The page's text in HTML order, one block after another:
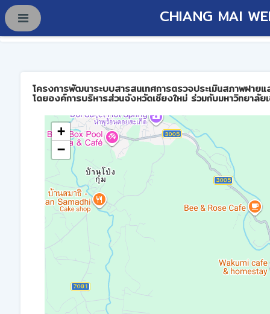
CHIANG MAI
โครงการพัฒนาระบบสารสนเทศการตรวจประเมินสภาพฝาย
โดยองค์การบริหารส่วนจังหวัดเชียงใหม่ ร่วมกับมหาวิทยาลัย
+
−